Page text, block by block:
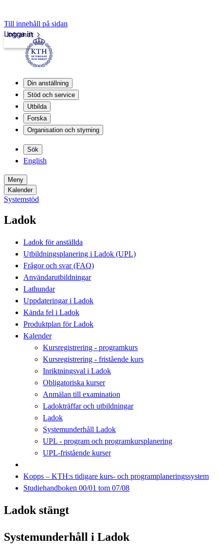
Till innehåll på sidan
Intranät
Logga in
Din anställning
Stöd och service
Utbilda
Forska
Organisation och styrning
Sök
English
Meny
Kalender
Systemstöd
Ladok
Ladok för anställda
Utbildningsplanering i Ladok (UPL)
Frågor och svar (FAQ)
Användarutbildningar
Lathundar
Uppdateringar i Ladok
Kända fel i Ladok
Produktplan för Ladok
Kalender
Kursregistrering - programkurs
Kursregistrering - fristående kurs
Inriktningsval i Ladok
Obligatoriska kurser
Anmälan till examination
Ladokträffar och utbildningar
Ladok
Systemunderhåll Ladok
UPL - program och programkursplanering
UPL-fristående kurser
Kopps – KTH:s tidigare kurs- och programplaneringssystem
Studiehandboken 00/01 tom 07/08
Ladok stängt
Systemunderhåll i Ladok